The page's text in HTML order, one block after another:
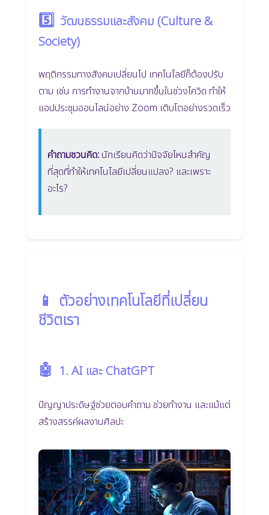
5️⃣ วัฒนธรรมและสังคม (Culture &
Society)
พฤติกรรมทางสังคมเปลี่ยนไป เทคโนโลยีก็ต้องปรับ
ตาม เช่น การทำงานจากบ้านมากขึ้นในช่วงโควิด ทำให้
แอปประชุมออนไลน์อย่าง Zoom เติบโตอย่างรวดเร็ว
คำถามชวนคิด: นักเรียนคิดว่าปัจจัยไหนสำคัญ
ที่สุดที่ทำให้เทคโนโลยีเปลี่ยนแปลง? และเพราะ
อะไร?
📱 ตัวอย่างเทคโนโลยีที่เปลี่ยน
ชีวิตเรา
🤖 1. AI และ ChatGPT
ปัญญาประดิษฐ์ช่วยตอบคำถาม ช่วยทำงาน และแม้แต่
สร้างสรรค์ผลงานศิลปะ